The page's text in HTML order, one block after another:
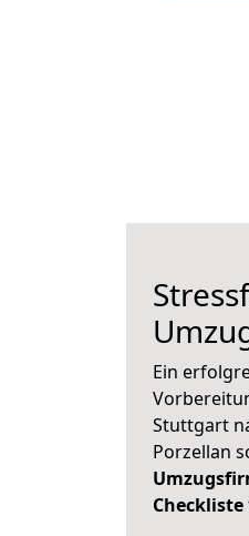
Ein
Stuttgart
Porzellan
Checkliste